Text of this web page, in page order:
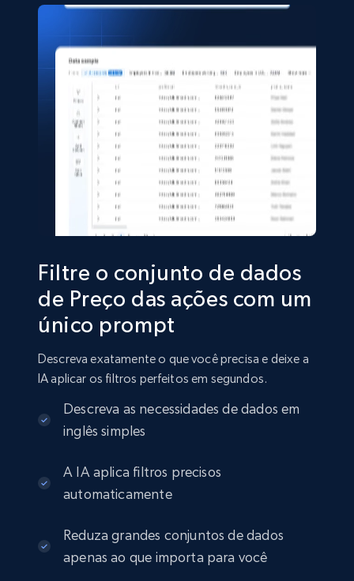
Instagram - Profiles
Account, Fbid, ID, Followers, Posts count, Is
business account, Is professional account, Is
verified, and more.
Social media
Crunchbase companies information
Name, URL, ID, Cb rank, Region, About,
Industries, Operating status, and more.
Business Popular Enriquecido
Linkedin job listings information
URL, Job posting id, Job title, Company name,
Filtre o conjunto de dados
de Preço das ações com um
único prompt
Descreva exatamente o que você precisa e deixe a
IA aplicar os filtros perfeitos em segundos.
Descreva as necessidades de dados em
inglês simples
A IA aplica filtros precisos
automaticamente
Reduza grandes conjuntos de dados
apenas ao que importa para você